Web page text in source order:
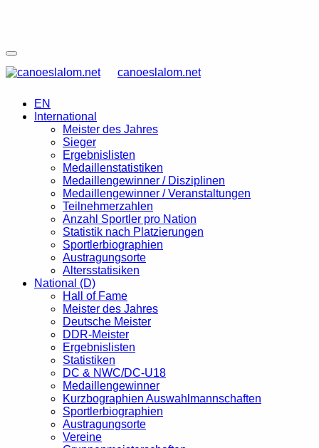
canoeslalom.net
EN
International
Meister des Jahres
Sieger
Ergebnislisten
Medaillenstatistiken
Medaillengewinner / Disziplinen
Medaillengewinner / Veranstaltungen
Teilnehmerzahlen
Anzahl Sportler pro Nation
Statistik nach Platzierungen
Sportlerbiographien
Austragungsorte
Altersstatisiken
National (D)
Hall of Fame
Meister des Jahres
Deutsche Meister
DDR-Meister
Ergebnislisten
Statistiken
DC & NWC/DC-U18
Medaillengewinner
Kurzbographien Auswahlmannschaften
Sportlerbiographien
Austragungsorte
Vereine